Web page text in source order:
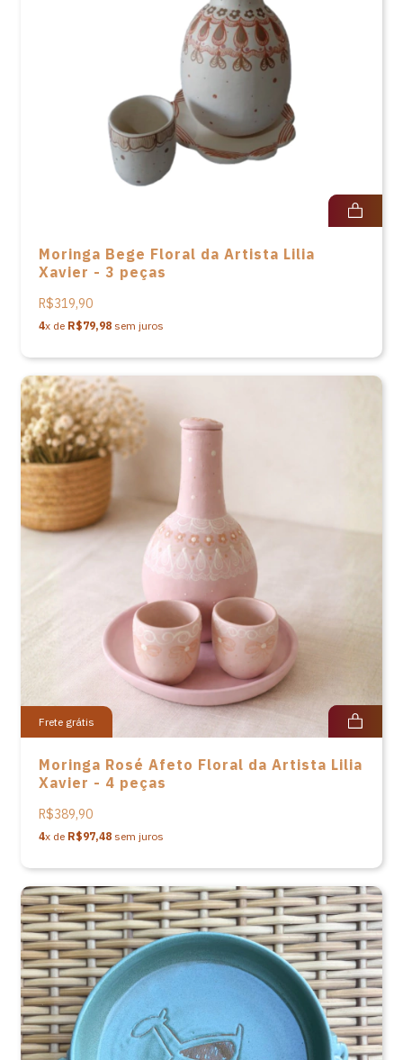
Moringa Bege Floral da Artista Lilia
Xavier - 3 peças
R$319,90
4x de R$79,98 sem juros
Frete grátis
Moringa Rosé Afeto Floral da Artista Lilia
Xavier - 4 peças
R$389,90
4x de R$97,48 sem juros